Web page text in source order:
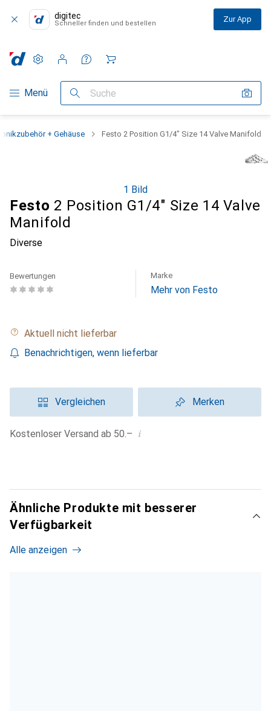
digitec
Schneller finden und bestellen Zur App
Navigation nach Kategorien
Menü Suche
Einstellungen
Kundenkonto
Vergleichslisten
Merklisten
Warenkorb
+ Gehäuse Festo 2 Position G1/4" Size 14 Valve Manifold
1 Bild
Festo 2 Position G1/4" Size 14 Valve
Manifold
Diverse
Bewertungen Marke
Mehr von Festo
Aktuell nicht lieferbar
Benachrichtigen, wenn lieferbar
Vergleichen Merken
Kostenloser Versand ab 50.– i
Ähnliche Produkte mit besserer
Verfügbarkeit
Alle anzeigen